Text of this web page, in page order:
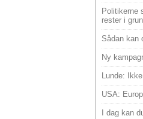
Politikerne
rester i
Sådan kan
Ny
Lunde:
USA:
I dag kan